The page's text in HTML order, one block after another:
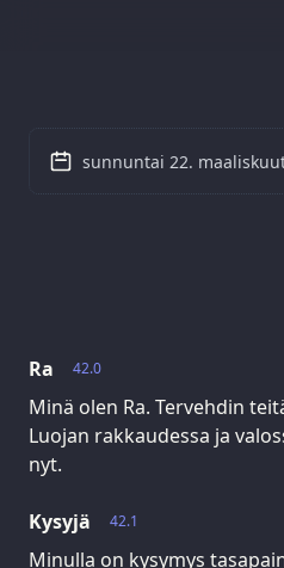
42.0
Ra
Minä olen Ra. Tervehdin
Luojan rakkaudessa ja
nyt.
42.1
Kysyjä
Minulla on kysymys
sunnuntai 22.